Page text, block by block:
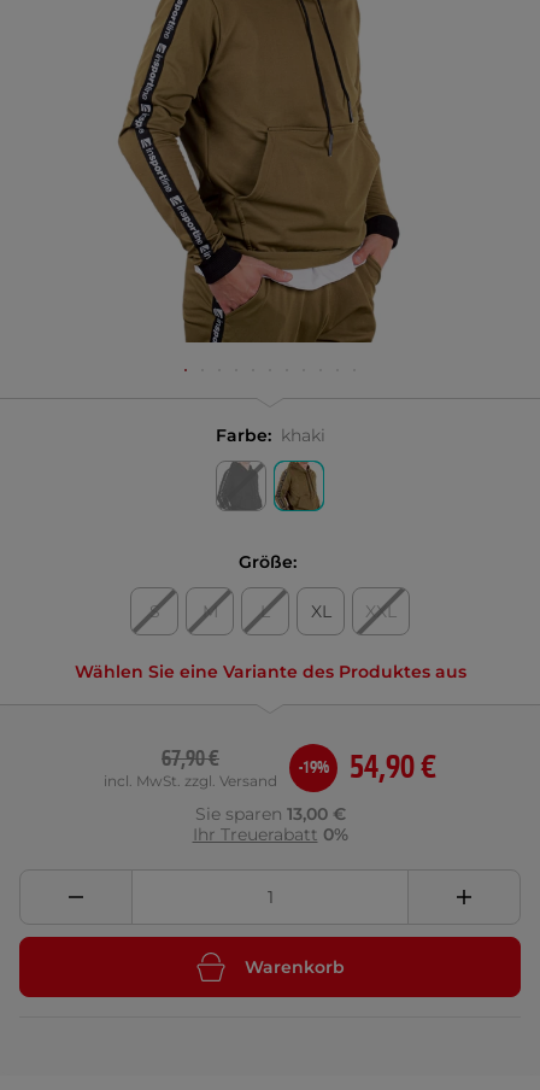
Farbe: khaki
Größe:
S M L XL XXL
Wählen Sie eine Variante des Produktes aus
54,90 €
67,90 €
incl. MwSt. zzgl. Versand
-19%
Sie sparen 13,00 €
Ihr Treuerabatt 0%
Warenkorb